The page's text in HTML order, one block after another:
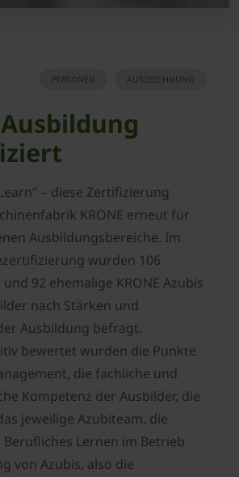
AUSZEICHNUNG
PERSONEN
Ausbildung
– diese Zertifizierung
KRONE erneut für
Ausbildungsbereiche. Im
wurden 106
92 ehemalige KRONE Azubis
nach Stärken und
Ausbildung befragt.
bewertet wurden die Punkte
die fachliche und
Kompetenz der Ausbilder, die
jeweilige Azubiteam, die
Lernen im Betrieb
von Azubis, also die